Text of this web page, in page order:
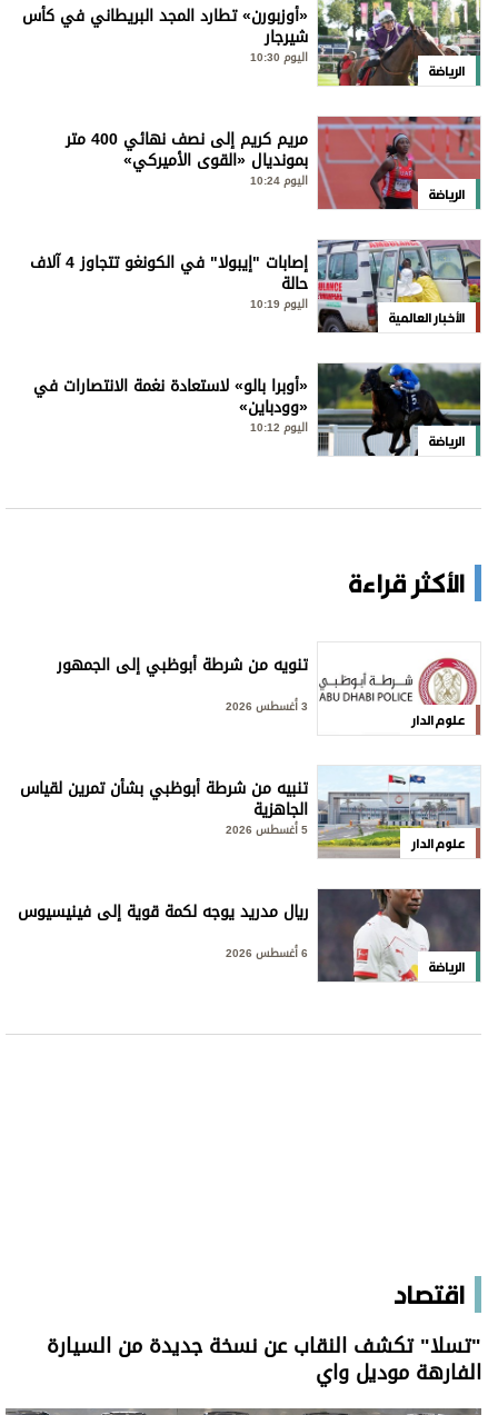
الرياضة
«أوزبورن» تطارد المجد البريطاني في كأس
شيرجار
اليوم 10:30
الرياضة
مريم كريم إلى نصف نهائي 400 متر
بمونديال «القوى الأميركي»
اليوم 10:24
الأخبار العالمية
إصابات "إيبولا" في الكونغو تتجاوز 4 آلاف
حالة
اليوم 10:19
الرياضة
«أوبرا بالو» لاستعادة نغمة الانتصارات في
«وودباين»
اليوم 10:12
الأكثر قراءة
علوم الدار
تنويه من شرطة أبوظبي إلى الجمهور
علوم الدار
تنبيه من شرطة أبوظبي بشأن تمرين لقياس
الجاهزية
5 أغسطس 2026
الرياضة
ريال مدريد يوجه لكمة قوية إلى فينيسيوس
اقتصاد
"تسلا" تكشف النقاب عن نسخة جديدة من السيارة
الفارهة موديل واي